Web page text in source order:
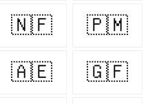
🇳🇫 🇵🇲
🇦🇪 🇬🇫